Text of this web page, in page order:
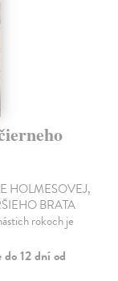
HOLMESOVEJ,
BRATA
rokoch je
12 dní od